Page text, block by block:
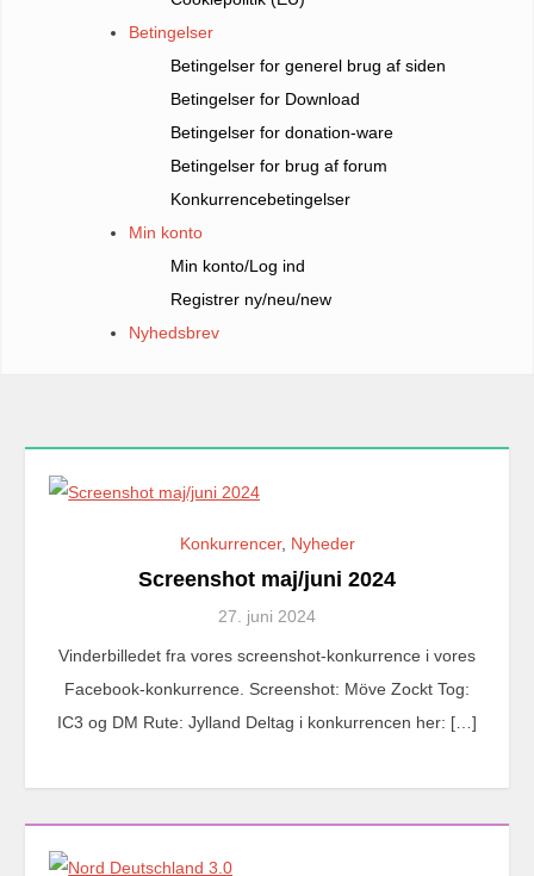
Betingelser
Betingelser for generel brug af siden
Betingelser for Download
Betingelser for donation-ware
Betingelser for brug af forum
Konkurrencebetingelser
Min konto
Min konto/Log ind
Registrer ny/neu/new
Nyhedsbrev
Konkurrencer, Nyheder
Screenshot maj/juni 2024
27. juni 2024
Vinderbilledet fra vores screenshot-konkurrence i vores
Facebook-konkurrence. Screenshot: Möve Zockt Tog:
IC3 og DM Rute: Jylland Deltag i konkurrencen her: […]